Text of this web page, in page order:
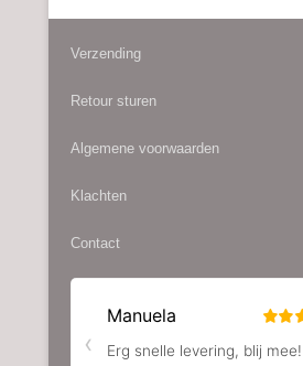
Verzending
Retour sturen
Algemene voorwaarden
Klachten
Contact